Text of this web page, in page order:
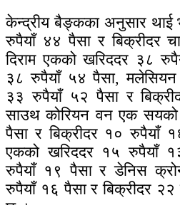
केन्द्रीय बैङ्कका अनुसार थाई
रुपैयाँ ४४ पैसा र बिक्रीदर
दिराम एकको खरिददर ३८
३८ रुपैयाँ ५४ पैसा, मलेसियन
३३ रुपैयाँ ५२ पैसा र
साउथ कोरियन वन एक
पैसा र बिक्रीदर १० रुपैयाँ
एकको खरिददर १५ रुपैयाँ
रुपैयाँ १९ पैसा र डेनिस
रुपैयाँ १६ पैसा र बिक्रीदर